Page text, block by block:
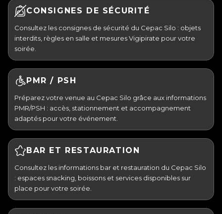
CONSIGNES DE SÉCURITÉ
Consultez les consignes de sécurité du Cepac Silo : objets
interdits, règles en salle et mesures Vigipirate pour votre
soirée.
PMR / PSH
Préparez votre venue au Cepac Silo grâce aux informations
PMR/PSH : accès, stationnement et accompagnement
adaptés pour votre événement.
BAR ET RESTAURATION
Consultez les informations bar et restauration du Cepac Silo
: espaces snacking, boissons et services disponibles sur
place pour votre soirée.